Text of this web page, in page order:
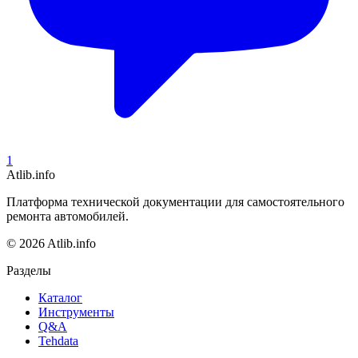
1
Atlib.info
Платформа технической документации для самостоятельного
ремонта автомобилей.
© 2026 Atlib.info
Разделы
Каталог
Инструменты
Q&A
Tehdata